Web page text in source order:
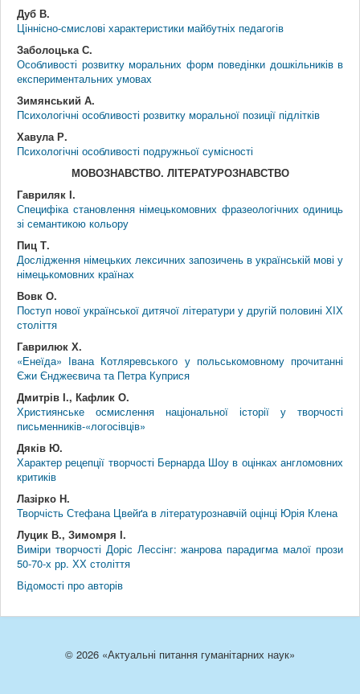
Дуб В.
Ціннісно-смислові характеристики майбутніх педагогів
Заболоцька С.
Особливості розвитку моральних форм поведінки дошкільників в
експериментальних умовах
Зимянський А.
Психологічні особливості розвитку моральної позиції підлітків
Хавула Р.
Психологічні особливості подружньої сумісності
МОВОЗНАВСТВО. ЛІТЕРАТУРОЗНАВСТВО
Гавриляк І.
Специфіка становлення німецькомовних фразеологічних одиниць
зі семантикою кольору
Пиц Т.
Дослідження німецьких лексичних запозичень в українській мові у
німецькомовних країнах
Вовк О.
Поступ нової української дитячої літератури у другій половині ХІХ
століття
Гаврилюк Х.
«Енеїда» Івана Котляревського у польськомовному прочитанні
Єжи Єнджеєвича та Петра Куприся
Дмитрів І., Кафлик О.
Християнське осмислення національної історії у творчості
письменників-«логосівців»
Дяків Ю.
Характер рецепції творчості Бернарда Шоу в оцінках англомовних
критиків
Лазірко Н.
Творчість Стефана Цвeйґа в літературознавчій оцінці Юрія Клена
Луцик В., Зимомря І.
Виміри творчості Доріс Лессінг: жанрова парадигма малої прози
50-70-х рр. ХХ століття
Відомості про авторів
© 2026 «Актуальні питання гуманітарних наук»